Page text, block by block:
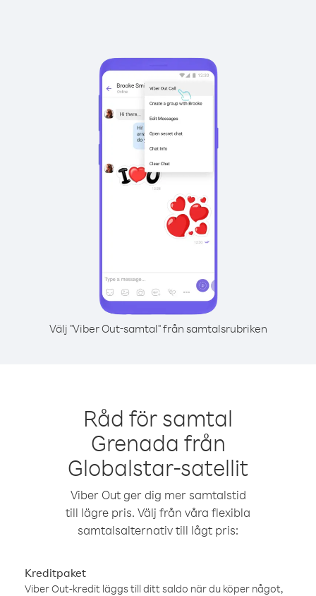
Välj "Viber Out-samtal" från samtalsrubriken
Råd för samtal
Grenada från
Globalstar-satellit
Viber Out ger dig mer samtalstid
till lägre pris. Välj från våra flexibla
samtalsalternativ till lågt pris:
Kreditpaket
Viber Out-kredit läggs till ditt saldo när du köper något,